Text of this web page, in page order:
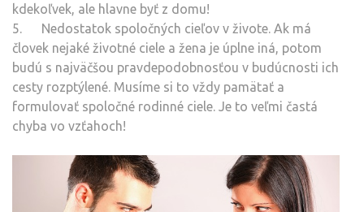
kdekoľvek, ale hlavne byť z domu!
5. Nedostatok spoločných cieľov v živote. Ak má
človek nejaké životné ciele a žena je úplne iná, potom
budú s najväčšou pravdepodobnosťou v budúcnosti ich
cesty rozptýlené. Musíme si to vždy pamätať a
formulovať spoločné rodinné ciele. Je to veľmi častá
chyba vo vzťahoch!